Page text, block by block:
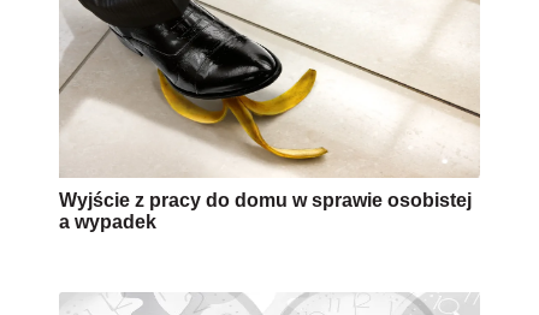
Wyjście z pracy do domu w sprawie osobistej
a wypadek